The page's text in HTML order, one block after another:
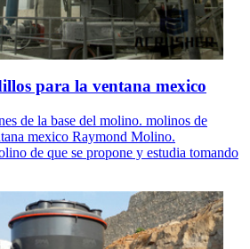
para la ventana mexico
de la base del molino. molinos de
mexico Raymond Molino.
de que se propone y estudia tomando